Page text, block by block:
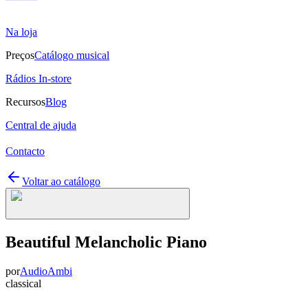
Na loja
PreçosCatálogo musical
Rádios In-store
RecursosBlog
Central de ajuda
Contacto
Voltar ao catálogo
Beautiful Melancholic Piano
porAudioAmbi
classical